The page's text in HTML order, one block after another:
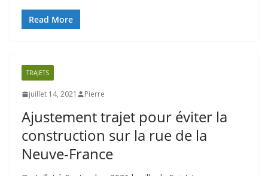
Read More
TRAJETS
juillet 14, 2021 Pierre
Ajustement trajet pour éviter la
construction sur la rue de la
Neuve-France